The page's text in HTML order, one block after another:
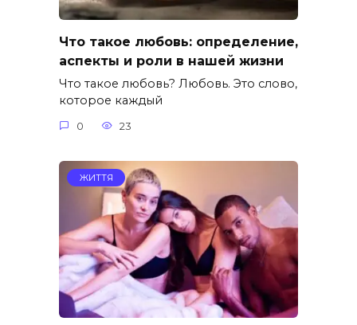
Что такое любовь: определение,
аспекты и роли в нашей жизни
Что такое любовь? Любовь. Это слово,
которое каждый
0 23
ЖИТТЯ